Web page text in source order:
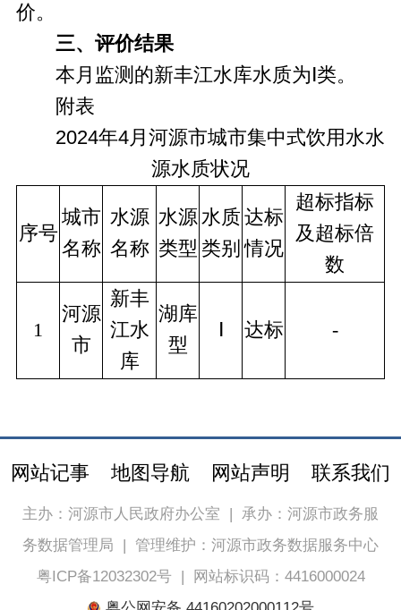
价。
三、 评价结果
本月监测的新丰江水库水质为Ⅰ类。
附表
2024年4月河源市城市集中式饮用水水
源水质状况
序号
城市
名称
水源
名称
水源
类型
水质
类别
达标
情况
超标指标
及超标倍
数
1
河源
市
新丰
江水
库
湖库
型
达标 -
网站记事 地图导航 网站声明 联系我们
主办：河源市人民政府办公室 | 承办：河源市政务服
务数据管理局 | 管理维护：河源市政务数据服务中心
粤ICP备12032302号|
网站标识码：4416000024